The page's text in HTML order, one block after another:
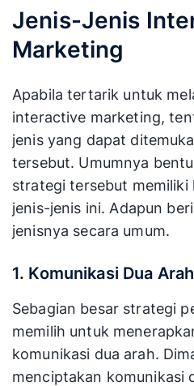
Jenis-Jenis
Marketing
Apabila tertarik untuk
interactive marketing,
jenis yang dapat
tersebut. Umumnya
strategi tersebut memiliki
jenis-jenis ini. Adapun
jenisnya secara umum.
1. Komunikasi Dua Arah
Sebagian besar strategi
memilih untuk
komunikasi dua arah.
menciptakan komunikasi